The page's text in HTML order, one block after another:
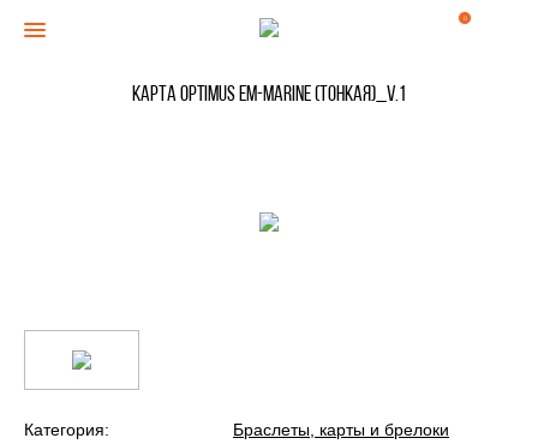
0
Карта Optimus EM-marine (тонкая)_V.1
Категория:
Браслеты, карты и брелоки